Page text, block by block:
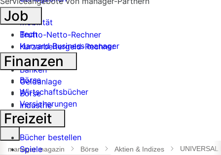
Mobilität
Tech
Harvard Business manager
Handel
Banken
Geldanlage
Börse
Industrie
Suche
öffnen
manager magazin Börse Aktien & Indizes
Job
Brutto-Netto-Rechner
Kurzarbeitergeld-Rechner
Finanzen
Börse
Wirtschaftsbücher
Versicherungen
Freizeit
Bücher bestellen
Spiele